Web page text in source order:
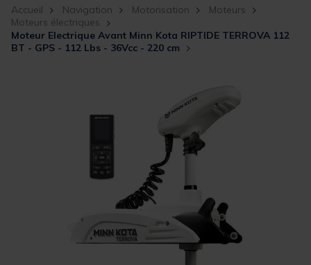
Accueil Navigation Motorisation
Moteurs
Moteurs électriques
Moteur Electrique Avant Minn Kota RIPTIDE TERROVA 112
BT - GPS - 112 Lbs - 36Vcc - 220 cm